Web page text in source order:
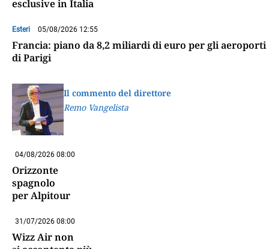
esclusive in Italia
Esteri 05/08/2026 12:55
Francia: piano da 8,2 miliardi di euro per gli aeroporti
di Parigi
Il commento del direttore
Remo Vangelista
04/08/2026 08:00
Orizzonte
spagnolo
per Alpitour
31/07/2026 08:00
Wizz Air non